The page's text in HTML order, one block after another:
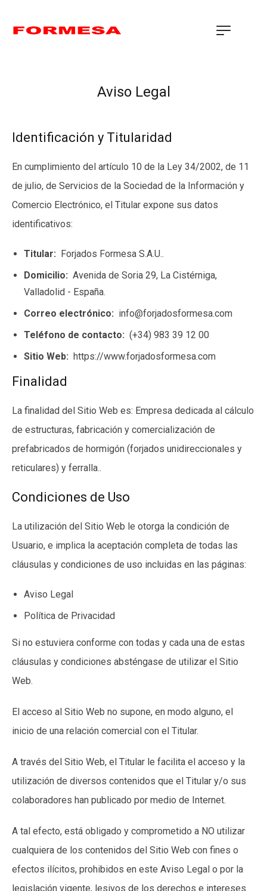
Aviso Legal
Identificación y Titularidad
En cumplimiento del artículo 10 de la Ley 34/2002, de 11
de julio, de Servicios de la Sociedad de la Información y
Comercio Electrónico, el Titular expone sus datos
identificativos:
Titular: Forjados Formesa S.A.U..
Domicilio: Avenida de Soria 29, La Cistérniga,
Valladolid - España.
Correo electrónico: info@forjadosformesa.com
Teléfono de contacto: (+34) 983 39 12 00
Sitio Web: https://www.forjadosformesa.com
Finalidad
La finalidad del Sitio Web es: Empresa dedicada al cálculo
de estructuras, fabricación y comercialización de
prefabricados de hormigón (forjados unidireccionales y
reticulares) y ferralla..
Condiciones de Uso
La utilización del Sitio Web le otorga la condición de
Usuario, e implica la aceptación completa de todas las
cláusulas y condiciones de uso incluidas en las páginas:
Aviso Legal
Política de Privacidad
Si no estuviera conforme con todas y cada una de estas
cláusulas y condiciones absténgase de utilizar el Sitio
Web.
El acceso al Sitio Web no supone, en modo alguno, el
inicio de una relación comercial con el Titular.
A través del Sitio Web, el Titular le facilita el acceso y la
utilización de diversos contenidos que el Titular y/o sus
colaboradores han publicado por medio de Internet.
A tal efecto, está obligado y comprometido a NO utilizar
cualquiera de los contenidos del Sitio Web con fines o
efectos ilícitos, prohibidos en este Aviso Legal o por la
legislación vigente, lesivos de los derechos e intereses